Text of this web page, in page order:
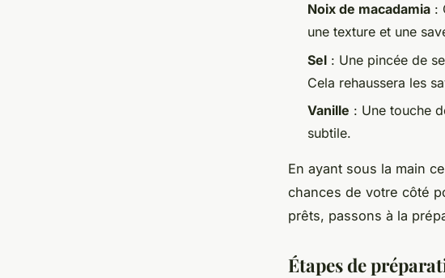
Noix de macadamia :
une texture et une
Sel : Une pincée de
Cela rehaussera les
Vanille : Une touche
subtile.
En ayant sous la main
chances de votre côté
prêts, passons à la
Étapes de